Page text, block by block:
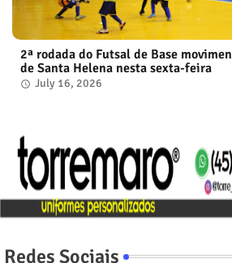
2ª rodada do Futsal de Base
de Santa Helena nesta sexta-feira
July 16, 2026
Redes Sociais